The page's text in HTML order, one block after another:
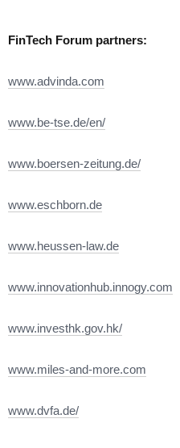
FinTech Forum partners:
www.advinda.com
www.be-tse.de/en/
www.boersen-zeitung.de/
www.eschborn.de
www.heussen-law.de
www.innovationhub.innogy.com
www.investhk.gov.hk/
www.miles-and-more.com
www.dvfa.de/